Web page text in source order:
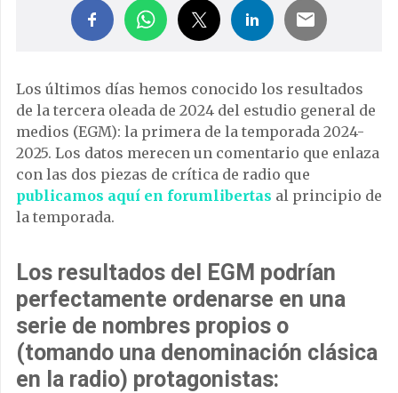
Los últimos días hemos conocido los resultados
de la tercera oleada de 2024 del estudio general de
medios (EGM): la primera de la temporada 2024-
2025. Los datos merecen un comentario que enlaza
con las dos piezas de crítica de radio que
publicamos aquí en forumlibertas al principio de
la temporada.
Los resultados del EGM podrían
perfectamente ordenarse en una
serie de nombres propios o
(tomando una denominación clásica
en la radio) protagonistas: